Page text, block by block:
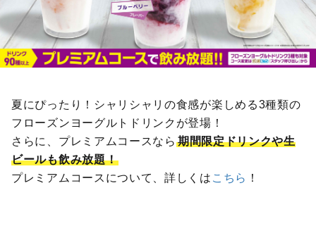
夏にぴったり！シャリシャリの食感が楽しめる3種類の
フローズンヨーグルトドリンクが登場！
さらに、プレミアムコースなら 期間限定ドリンクや生
ビールも飲み放題！
プレミアムコースについて、詳しくは こちら ！